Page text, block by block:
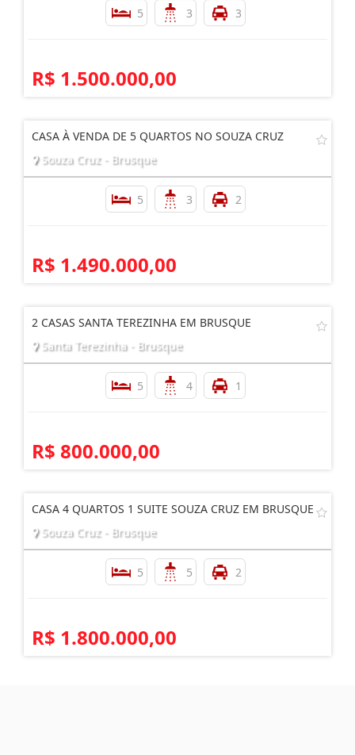
5 3 3
R$ 1.500.000,00
CASA À VENDA DE 5 QUARTOS NO SOUZA CRUZ
Souza Cruz - Brusque
5 3 2
R$ 1.490.000,00
2 CASAS SANTA TEREZINHA EM BRUSQUE
Santa Terezinha - Brusque
5 4 1
R$ 800.000,00
CASA 4 QUARTOS 1 SUITE SOUZA CRUZ EM BRUSQUE
Souza Cruz - Brusque
5 5 2
R$ 1.800.000,00